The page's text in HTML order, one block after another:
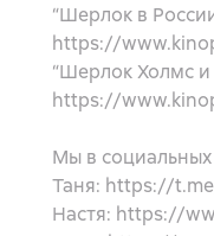
“Шерлок в
https://
“Шерлок Холмс и
https://
Мы в социальных
Таня: https://
Настя: https://